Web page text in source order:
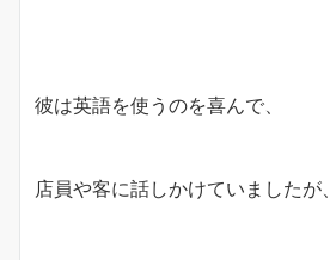
彼は英語を使うのを喜んで、
店員や客に話しかけていましたが、